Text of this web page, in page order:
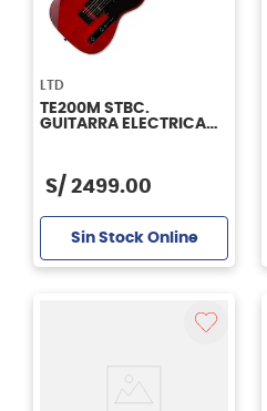
LTD
TE200M STBC.
GUITARRA ELECTRICA
S/ 2499.00
Sin Stock Online